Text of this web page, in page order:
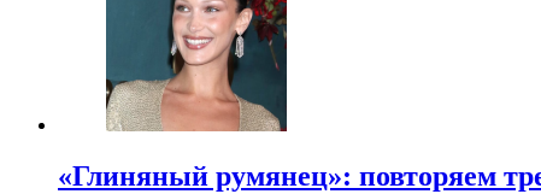
«Глиняный румянец»: повторяем